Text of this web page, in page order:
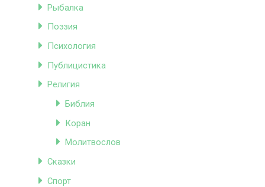
Рыбалка
Поэзия
Психология
Публицистика
Религия
Библия
Коран
Молитвослов
Сказки
Спорт